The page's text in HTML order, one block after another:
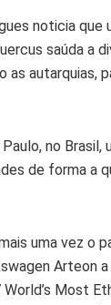
noticia que
saúda a
autarquias,
no Brasil,
de forma a
uma vez o
Arteon
Most